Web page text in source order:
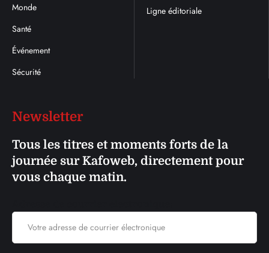
Monde
Santé
Événement
Sécurité
Ligne éditoriale
Newsletter
Tous les titres et moments forts de la
journée sur Kafoweb, directement pour
vous chaque matin.